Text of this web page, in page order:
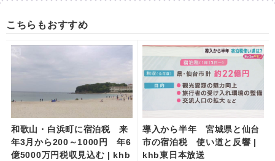
こちらもおすすめ
和歌山・白浜町に宿泊税 来
年3月から200～1000円 年6
億5000万円税収見込む | khb
導入から半年 宮城県と仙台
市の宿泊税 使い道と反響 |
khb東日本放送